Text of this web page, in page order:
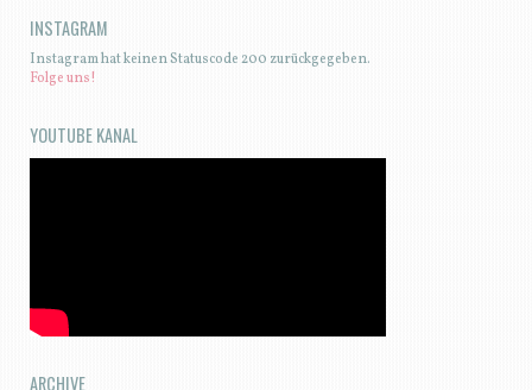
INSTAGRAM
Instagram hat keinen Statuscode 200 zurückgegeben.
Folge uns!
YOUTUBE KANAL
ARCHIVE